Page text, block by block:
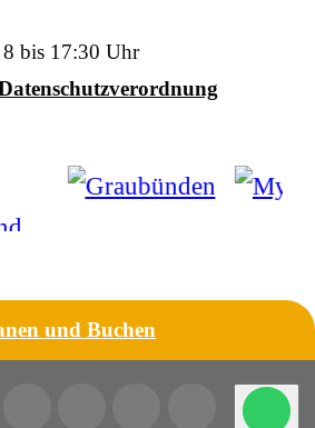
bis 17:30 Uhr
und Buchen